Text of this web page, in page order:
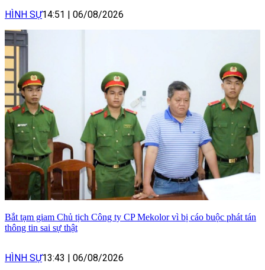
HÌNH SỰ14:51 06/08/2026
Bắt tạm giam Chủ tịch Công ty CP Mekolor vì bị cáo buộc phát tán
thông tin sai sự thật
HÌNH SỰ13:43 06/08/2026